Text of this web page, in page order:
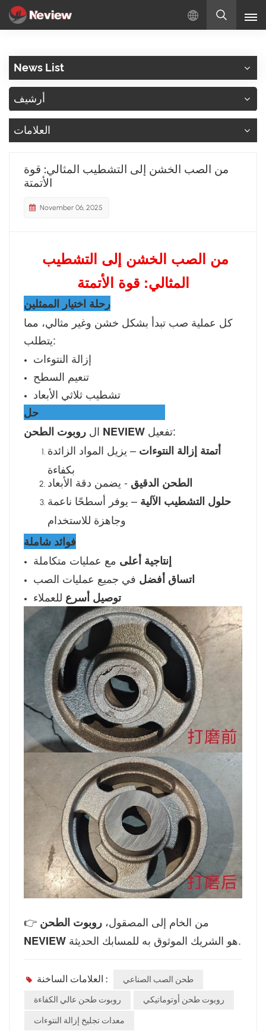
بالعربية
News List
أرشيف
العلامات
من الصب الخشن إلى التشطيب المثالي: قوة
الأتمتة
November 06, 2025
من الصب الخشن إلى التشطيب
المثالي: قوة الأتمتة
رحلة اختيار الممثلين
كل عملية صب تبدأ بشكل خشن وغير مثالي، مما
يتطلب:
إزالة النتوءات
تنعيم السطح
تشطيب ثلاثي الأبعاد
ال روبوت الطحن NEVIEW
تفعيل:
أتمتة إزالة النتوءات – يزيل المواد الزائدة
بكفاءة
الطحن الدقيق - يضمن دقة الأبعاد
حلول التشطيب الآلية – يوفر أسطحًا ناعمة
وجاهزة للاستخدام
فوائد شاملة
إنتاجية أعلى مع عمليات متكاملة
اتساق أفضل في جميع عمليات الصب
توصيل أسرع للعملاء
👉 من الخام إلى المصقول، روبوت الطحن
NEVIEW
هو الشريك الموثوق به للمسابك الحديثة.
العلامات الساخنة : طحن الصب الصناعي
روبوت طحن عالي الكفاءة روبوت طحن أوتوماتيكي
معدات تجليخ إزالة النتوءات